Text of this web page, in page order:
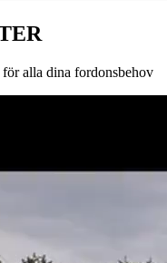
alla dina fordonsbehov